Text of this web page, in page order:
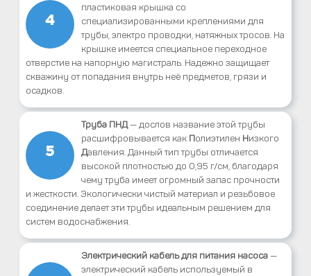
4
пластиковая крышка со
специализированными креплениями для
трубы, электро проводки, натяжных тросов. На
крышке имеется специальное переходное
отверстие на напорную магистраль. Надежно защищает
скважину от попадания внутрь неё предметов, грязи и
осадков.
5
Труба ПНД— дослов название этой трубы
расшифровывается как Полиэтилен Низкого
Давления. Данный тип трубы отличается
высокой плотностью до 0,95 г/см, благодаря
чему труба имеет огромный запас прочности
и жесткости. Экологически чистый материал и резьбовое
соединение делает эти трубы идеальным решением для
систем водоснабжения.
Электрический кабель для питания насоса—
электрический кабель используемый в